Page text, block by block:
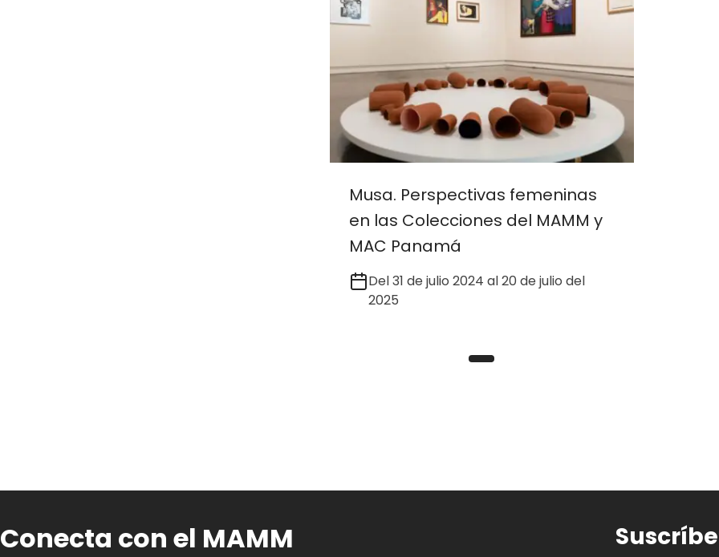
Musa. Perspectivas femeninas
en las Colecciones del MAMM y
MAC Panamá
Del 31 de julio 2024 al 20 de julio del
2025
Conecta con el MAMM